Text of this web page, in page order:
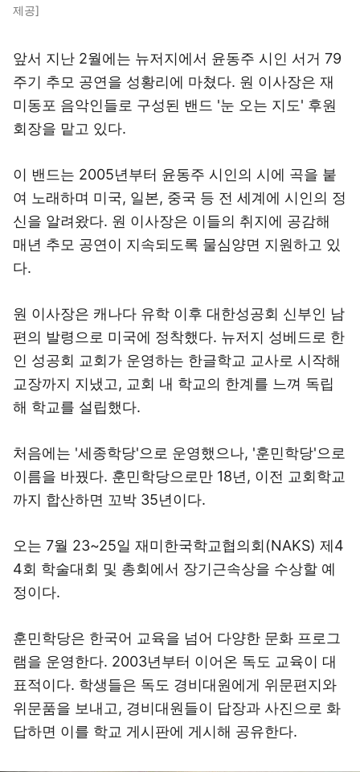
제공]
앞서 지난 2월에는 뉴저지에서 윤동주 시인 서거 79
주기 추모 공연을 성황리에 마쳤다. 원 이사장은 재
미동포 음악인들로 구성된 밴드 '눈 오는 지도' 후원
회장을 맡고 있다.
이 밴드는 2005년부터 윤동주 시인의 시에 곡을 붙
여 노래하며 미국, 일본, 중국 등 전 세계에 시인의 정
신을 알려왔다. 원 이사장은 이들의 취지에 공감해
매년 추모 공연이 지속되도록 물심양면 지원하고 있
다.
원 이사장은 캐나다 유학 이후 대한성공회 신부인 남
편의 발령으로 미국에 정착했다. 뉴저지 성베드로 한
인 성공회 교회가 운영하는 한글학교 교사로 시작해
교장까지 지냈고, 교회 내 학교의 한계를 느껴 독립
해 학교를 설립했다.
처음에는 '세종학당'으로 운영했으나, '훈민학당'으로
이름을 바꿨다. 훈민학당으로만 18년, 이전 교회학교
까지 합산하면 꼬박 35년이다.
오는 7월 23~25일 재미한국학교협의회(NAKS) 제4
4회 학술대회 및 총회에서 장기근속상을 수상할 예
정이다.
훈민학당은 한국어 교육을 넘어 다양한 문화 프로그
램을 운영한다. 2003년부터 이어온 독도 교육이 대
표적이다. 학생들은 독도 경비대원에게 위문편지와
위문품을 보내고, 경비대원들이 답장과 사진으로 화
답하면 이를 학교 게시판에 게시해 공유한다.